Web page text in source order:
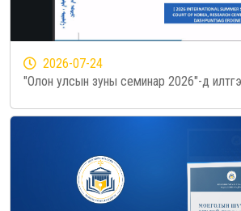
2026-07-24
"Олон улсын зуны семинар 2026"-д